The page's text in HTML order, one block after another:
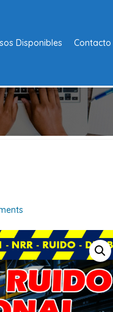
Disponibles Contacto